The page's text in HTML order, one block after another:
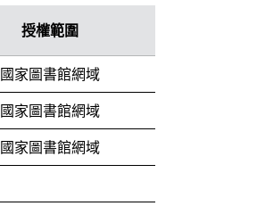
授權範圍
國家圖書館網域
國家圖書館網域
國家圖書館網域